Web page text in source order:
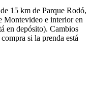
15 km de Parque Rodó,
Montevideo e interior en
en depósito). Cambios
si la prenda está